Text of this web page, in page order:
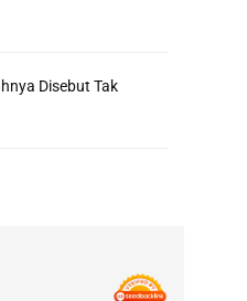
Disebut Tak